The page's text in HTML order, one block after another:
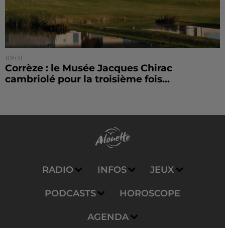
10h31
Corrèze : le Musée Jacques Chirac
cambriolé pour la troisième fois...
RADIO INFOS JEUX
PODCASTS HOROSCOPE
AGENDA